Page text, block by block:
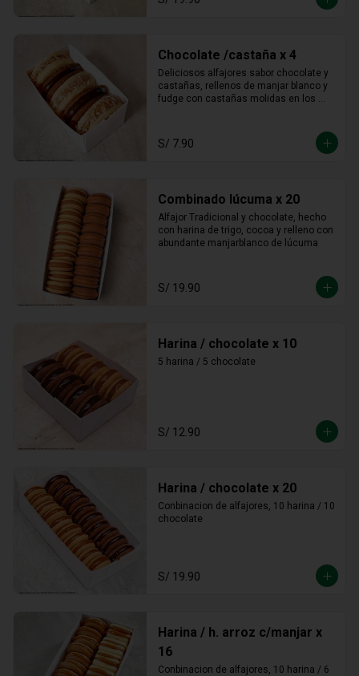
Chocolate /castaña x 4
Deliciosos alfajores sabor chocolate y
castañas, rellenos de manjar blanco y
fudge con castañas molidas en los
S/ 7.90
Combinado lúcuma x 20
Alfajor Tradicional y chocolate, hecho
con harina de trigo, cocoa y relleno con
abundante manjarblanco de lúcuma
S/ 19.90
Harina / chocolate x 10
5 harina / 5 chocolate
S/ 12.90
Harina / chocolate x 20
Conbinacion de alfajores, 10 harina / 10
chocolate
S/ 19.90
Harina / h. arroz c/manjar x
16
Conbinacion de alfajores, 10 harina / 6